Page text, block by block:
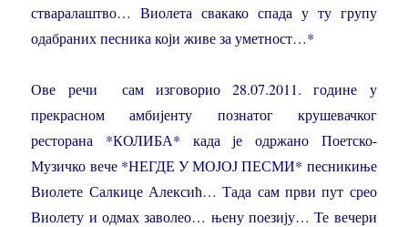
стваралаштво… Виолета свакако спада у ту групу
одабраних песника који живе за уметност…*
Ове речи сам изговорио 28.07.2011. године у
прекрасном амбијенту познатог крушевачког
ресторана *КОЛИБА* када је одржано Поетско-
Музичко вече *НЕГДЕ У МОЈОЈ ПЕСМИ* песникиње
Виолете Салкице Алексић… Тада сам први пут срео
Виолету и одмах заволео… њену поезију… Те вечери